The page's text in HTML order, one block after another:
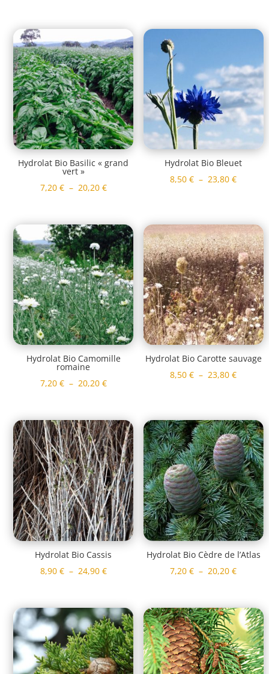
6,90 €
à
19,30 €
20,20 €
Hydrolat Bio Basilic « grand
vert »
7,20 € – 20,20 €Plage
7,20 €
à
20,20 €
Hydrolat Bio Bleuet
8,50€ – 23,80€Plage
8,50 €
à
23,80 €
Hydrolat Bio Camomille
romaine
7,20 € – 20,20 €Plage
7,20 €
à
20,20 €
Hydrolat Bio Carotte sauvage
8,50€ – 23,80€Plage
8,50 €
à
23,80 €
Hydrolat Bio Cassis
8,90 € – 24,90 €Plage
8,90 €
à
24,90 €
Hydrolat Bio Cèdre de l’Atlas
7,20€ – 20,20€Plage
7,20 €
20,20 €